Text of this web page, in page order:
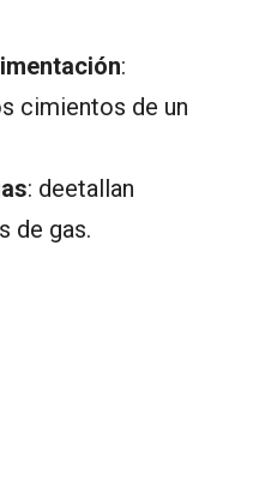
:
cimientos de un
: deetallan
de gas.